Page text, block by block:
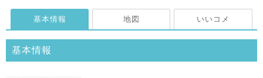
基本情報 地図 いいコメ
基本情報